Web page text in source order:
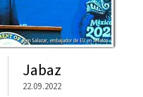
Jabaz
22.09.2022